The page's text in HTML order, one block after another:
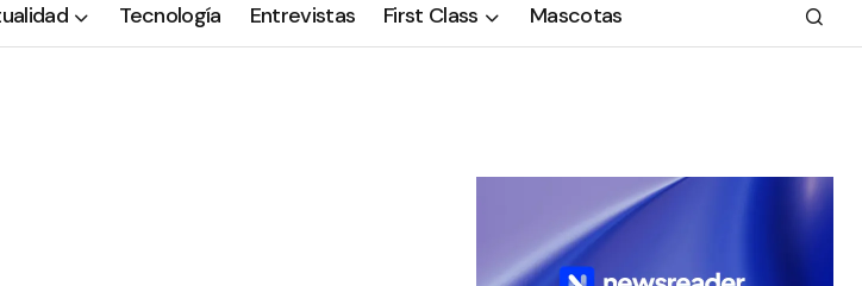
Tecnología Entrevistas First Class Mascotas